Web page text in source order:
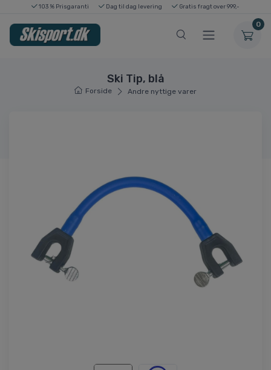
103 % Prisgaranti Dag til dag levering Gratis fragt over 999,-
0
Ski Tip, blå
Forside Andre nyttige varer